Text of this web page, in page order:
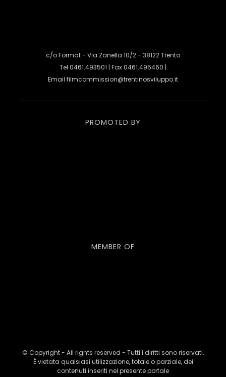
c/o Format - Via Zanella 10/2 - 38122 Trento
Tel 0461.493501 | Fax 0461.495460 |
Email filmcommission@trentinosviluppo.it
PROMOTED BY
MEMBER OF
© Copyright - All rights reserved - Tutti i diritti sono riservati.
È vietata qualsiasi utilizzazione, totale o parziale, dei
contenuti inseriti nel presente portale